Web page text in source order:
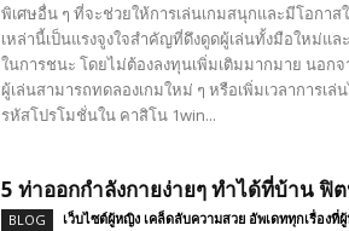
พิเศษอื่น ๆ ที่จะช่วยให้การเล่นเกมสนุกและมีโอกาส
เหล่านี้เป็นแรงจูงใจสำคัญที่ดึงดูดผู้เล่นทั้งมือใหม่แล
ในการชนะ โดยไม่ต้องลงทุนเพิ่มเติมมากมาย นอก
ผู้เล่นสามารถทดลองเกมใหม่ ๆ หรือเพิ่มเวลาการเ
รหัสโปรโมชั่นใน คาสิโน 1win...
5 ท่าออกกำลังกายง่ายๆ ทำได้ที่บ้าน ฟิ
BLOG เว็บไซต์ผู้หญิง เคล็ดลับความสวย อัพเดททุกเรื่องที่